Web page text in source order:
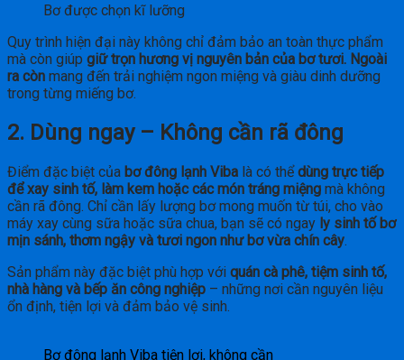
Bơ được chọn kĩ lưỡng
Quy trình hiện đại này không chỉ đảm bảo an toàn thực phẩm
mà còn giúp giữ trọn hương vị nguyên bản của bơ tươi. Ngoài
ra còn mang đến trải nghiệm ngon miệng và giàu dinh dưỡng
trong từng miếng bơ.
2. Dùng ngay – Không cần rã đông
Điểm đặc biệt của bơ đông lạnh Viba là có thểdùng trực tiếp
để xay sinh tố, làm kem hoặc các món tráng miệng mà không
cần rã đông. Chỉ cần lấy lượng bơ mong muốn từ túi, cho vào
máy xay cùng sữa hoặc sữa chua, bạn sẽ có ngay ly sinh tố bơ
mịn sánh, thơm ngậy và tươi ngon như bơ vừa chín cây.
Sản phẩm này đặc biệt phù hợp với quán cà phê, tiệm sinh tố,
nhà hàng và bếp ăn công nghiệp – những nơi cần nguyên liệu
ổn định, tiện lợi và đảm bảo vệ sinh.
Bơ đông lạnh Viba tiện lợi, không cần